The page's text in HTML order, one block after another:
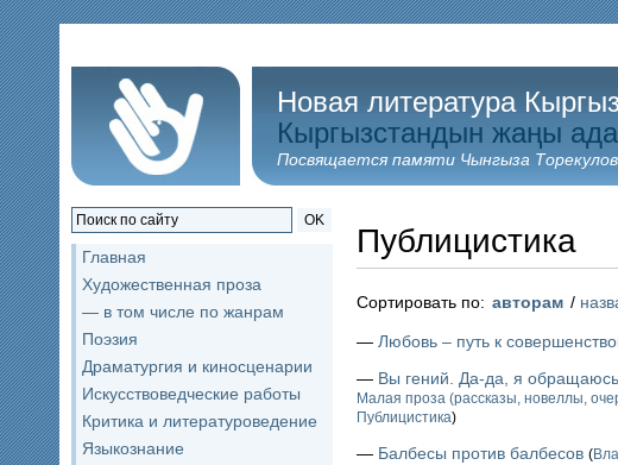
Новая литература
Кыргызстандын жаңы
Посвящается памяти Чынгыза
OK
Главная
Художественная проза
— в том числе по жанрам
Поэзия
Драматургия и киносценарии
Искусствоведческие работы
Критика и литературоведение
Языкознание
Публицистика
Сортировать по: авторам /
— Любовь – путь к
— Вы гений. Да-да, я
Малая проза (рассказы, новеллы,
Публицистика)
— Балбесы против балбесов (